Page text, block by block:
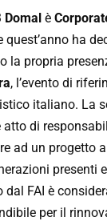
Domal è
quest’anno ha
la propria
, l’evento di
italiano. La
atto di
ad un progetto
presenti
dal FAI è
per il